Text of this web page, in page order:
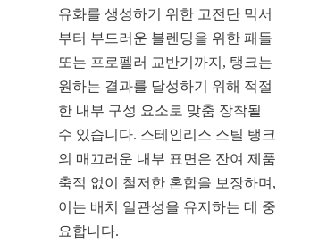
유화를 생성하기 위한 고전단 믹서
부터 부드러운 블렌딩을 위한 패들
또는 프로펠러 교반기까지, 탱크는
원하는 결과를 달성하기 위해 적절
한 내부 구성 요소로 맞춤 장착될
수 있습니다. 스테인리스 스틸 탱크
의 매끄러운 내부 표면은 잔여 제품
축적 없이 철저한 혼합을 보장하며,
이는 배치 일관성을 유지하는 데 중
요합니다.